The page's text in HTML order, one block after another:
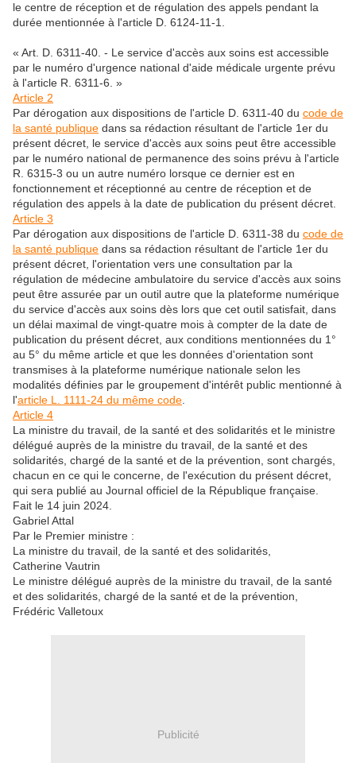
le centre de réception et de régulation des appels pendant la
durée mentionnée à l'article D. 6124-11-1.
« Art. D. 6311-40. - Le service d'accès aux soins est accessible
par le numéro d'urgence national d'aide médicale urgente prévu
à l'article R. 6311-6. »
Article 2
Par dérogation aux dispositions de l'article D. 6311-40 du code de
la santé publique dans sa rédaction résultant de l'article 1er du
présent décret, le service d'accès aux soins peut être accessible
par le numéro national de permanence des soins prévu à l'article
R. 6315-3 ou un autre numéro lorsque ce dernier est en
fonctionnement et réceptionné au centre de réception et de
régulation des appels à la date de publication du présent décret.
Article 3
Par dérogation aux dispositions de l'article D. 6311-38 du code de
la santé publique dans sa rédaction résultant de l'article 1er du
présent décret, l'orientation vers une consultation par la
régulation de médecine ambulatoire du service d'accès aux soins
peut être assurée par un outil autre que la plateforme numérique
du service d'accès aux soins dès lors que cet outil satisfait, dans
un délai maximal de vingt-quatre mois à compter de la date de
publication du présent décret, aux conditions mentionnées du 1°
au 5° du même article et que les données d'orientation sont
transmises à la plateforme numérique nationale selon les
modalités définies par le groupement d'intérêt public mentionné à
l'article L. 1111-24 du même code
Article 4
La ministre du travail, de la santé et des solidarités et le ministre
délégué auprès de la ministre du travail, de la santé et des
solidarités, chargé de la santé et de la prévention, sont chargés,
chacun en ce qui le concerne, de l'exécution du présent décret,
qui sera publié au Journal officiel de la République française.
Fait le 14 juin 2024.
Gabriel Attal
Par le Premier ministre :
La ministre du travail, de la santé et des solidarités,
Catherine Vautrin
Le ministre délégué auprès de la ministre du travail, de la santé
et des solidarités, chargé de la santé et de la prévention,
Frédéric Valletoux
Publicité